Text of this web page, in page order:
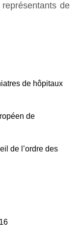
de
de hôpitaux
de
de l’ordre des